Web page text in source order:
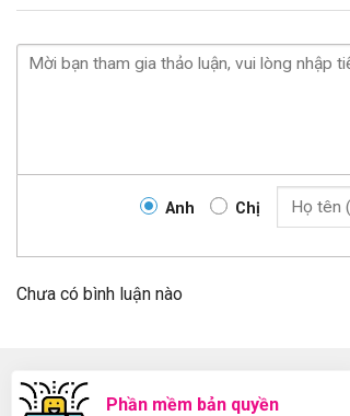
Anh Chị
Chưa có bình luận nào
Phần mềm bản quyền